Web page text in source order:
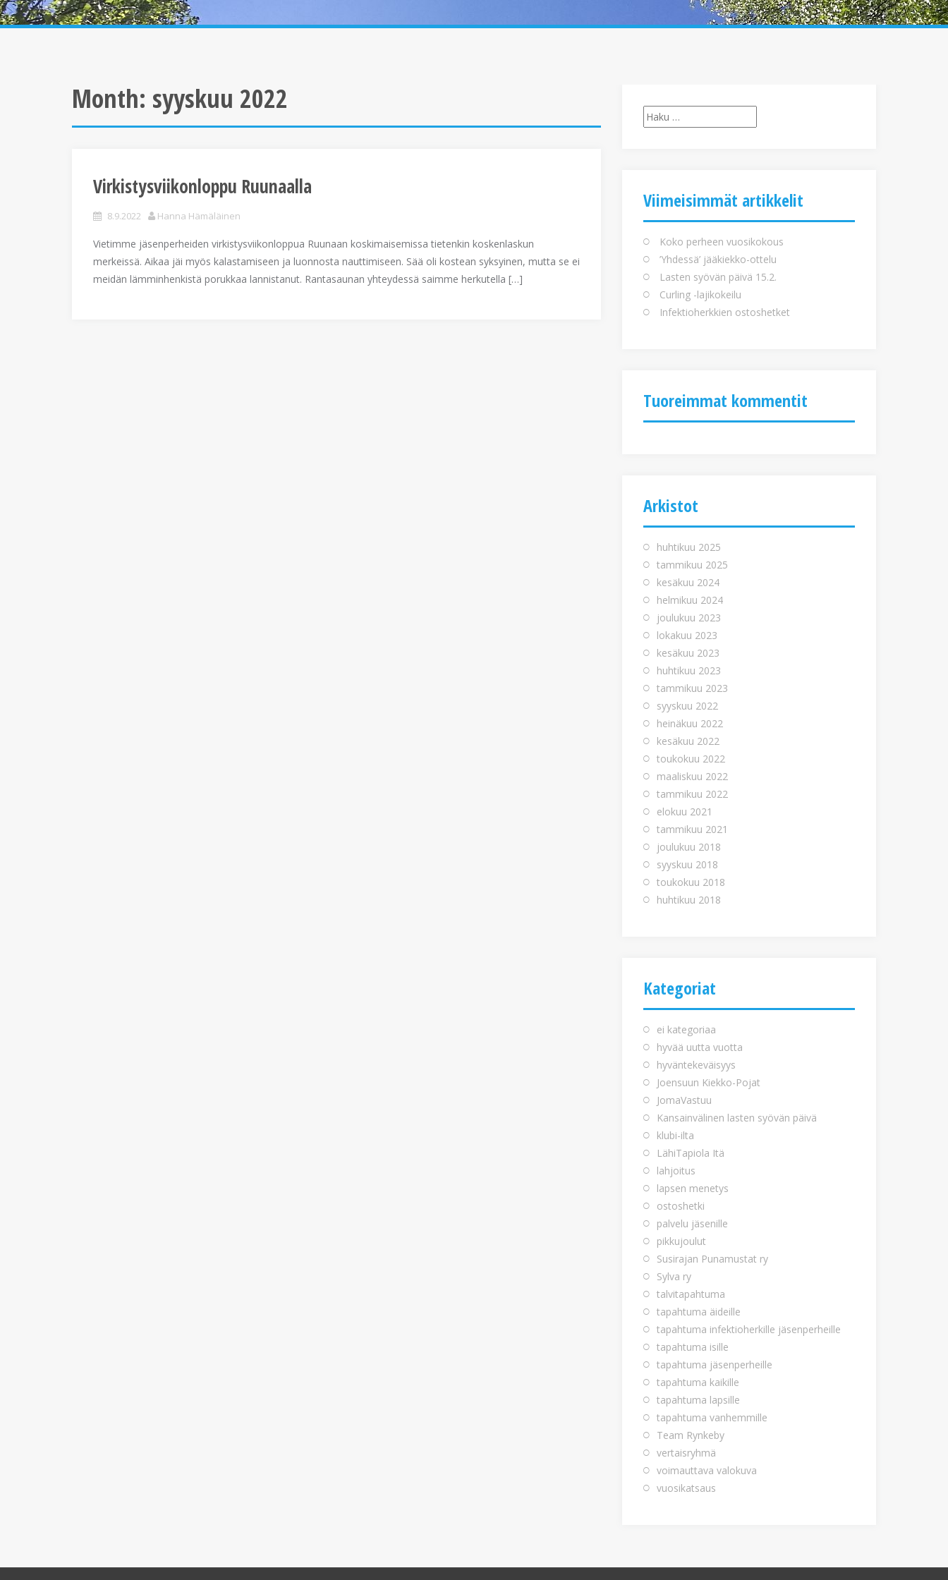
Month: syyskuu 2022
Virkistysviikonloppu Ruunaalla
8.9.2022 Hanna Hämäläinen
Vietimme jäsenperheiden virkistysviikonloppua Ruunaan koskimaisemissa tietenkin koskenlaskun
merkeissä. Aikaa jäi myös kalastamiseen ja luonnosta nauttimiseen. Sää oli kostean syksyinen, mutta se ei
meidän lämminhenkistä porukkaa lannistanut. Rantasaunan yhteydessä saimme herkutella […]
Haku:
Viimeisimmät artikkelit
Koko perheen vuosikokous
’Yhdessä’ jääkiekko-ottelu
Lasten syövän päivä 15.2.
Curling -lajikokeilu
Infektioherkkien ostoshetket
Tuoreimmat kommentit
Arkistot
huhtikuu 2025
tammikuu 2025
kesäkuu 2024
helmikuu 2024
joulukuu 2023
lokakuu 2023
kesäkuu 2023
huhtikuu 2023
tammikuu 2023
syyskuu 2022
heinäkuu 2022
kesäkuu 2022
toukokuu 2022
maaliskuu 2022
tammikuu 2022
elokuu 2021
tammikuu 2021
joulukuu 2018
syyskuu 2018
toukokuu 2018
huhtikuu 2018
Kategoriat
ei kategoriaa
hyvää uutta vuotta
hyväntekeväisyys
Joensuun Kiekko-Pojat
JomaVastuu
Kansainvälinen lasten syövän päivä
klubi-ilta
LähiTapiola Itä
lahjoitus
lapsen menetys
ostoshetki
palvelu jäsenille
pikkujoulut
Susirajan Punamustat ry
Sylva ry
talvitapahtuma
tapahtuma äideille
tapahtuma infektioherkille jäsenperheille
tapahtuma isille
tapahtuma jäsenperheille
tapahtuma kaikille
tapahtuma lapsille
tapahtuma vanhemmille
Team Rynkeby
vertaisryhmä
voimauttava valokuva
vuosikatsaus